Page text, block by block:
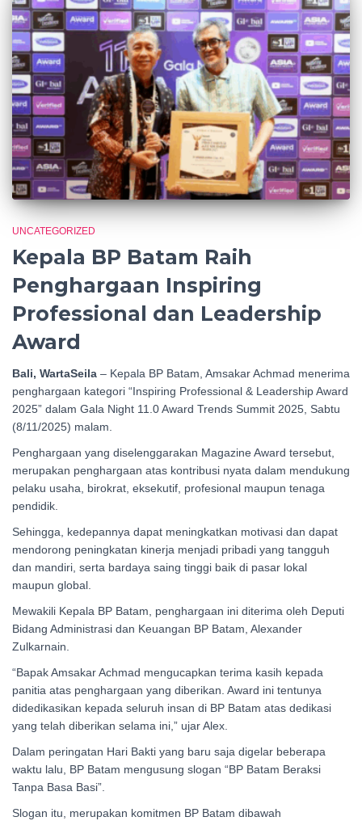
UNCATEGORIZED
Kepala BP Batam Raih
Penghargaan Inspiring
Professional dan Leadership
Award
Bali, WartaSeila – Kepala BP Batam, Amsakar Achmad menerima
penghargaan kategori “Inspiring Professional & Leadership Award
2025” dalam Gala Night 11.0 Award Trends Summit 2025, Sabtu
(8/11/2025) malam.
Penghargaan yang diselenggarakan Magazine Award tersebut,
merupakan penghargaan atas kontribusi nyata dalam mendukung
pelaku usaha, birokrat, eksekutif, profesional maupun tenaga
pendidik.
Sehingga, kedepannya dapat meningkatkan motivasi dan dapat
mendorong peningkatan kinerja menjadi pribadi yang tangguh
dan mandiri, serta bardaya saing tinggi baik di pasar lokal
maupun global.
Mewakili Kepala BP Batam, penghargaan ini diterima oleh Deputi
Bidang Administrasi dan Keuangan BP Batam, Alexander
Zulkarnain.
“Bapak Amsakar Achmad mengucapkan terima kasih kepada
panitia atas penghargaan yang diberikan. Award ini tentunya
didedikasikan kepada seluruh insan di BP Batam atas dedikasi
yang telah diberikan selama ini,” ujar Alex.
Dalam peringatan Hari Bakti yang baru saja digelar beberapa
waktu lalu, BP Batam mengusung slogan “BP Batam Beraksi
Tanpa Basa Basi”.
Slogan itu, merupakan komitmen BP Batam dibawah